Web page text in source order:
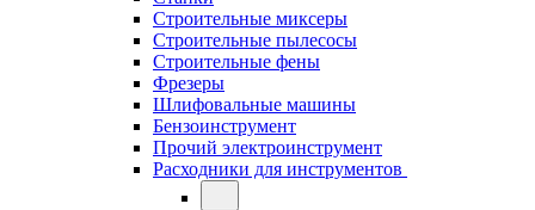
Строительные миксеры
Строительные пылесосы
Строительные фены
Фрезеры
Шлифовальные машины
Бензоинструмент
Прочий электроинструмент
Расходники для инструментов